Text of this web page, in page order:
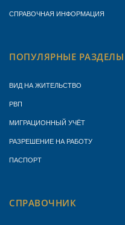
СПРАВОЧНАЯ ИНФОРМАЦИЯ
ПОПУЛЯРНЫЕ РАЗДЕЛЫ
ВИД НА ЖИТЕЛЬСТВО
РВП
МИГРАЦИОННЫЙ УЧЁТ
РАЗРЕШЕНИЕ НА РАБОТУ
ПАСПОРТ
СПРАВОЧНИК